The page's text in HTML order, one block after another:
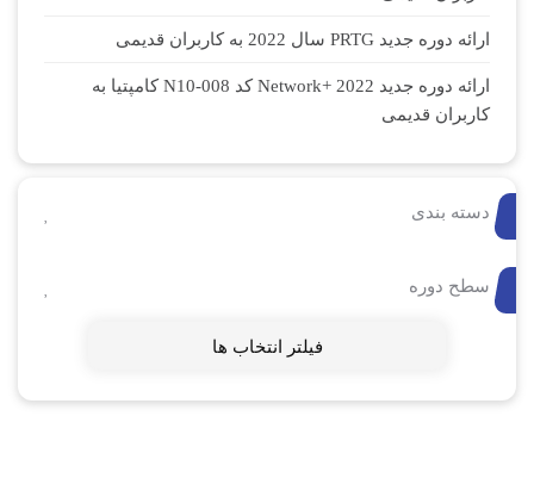
ارائه دوره جدید PRTG سال 2022 به کاربران قدیمی
ارائه دوره جدید Network+ 2022 کد N10-008 کامپتیا به
کاربران قدیمی
دسته بندی
سطح دوره
فیلتر انتخاب ها